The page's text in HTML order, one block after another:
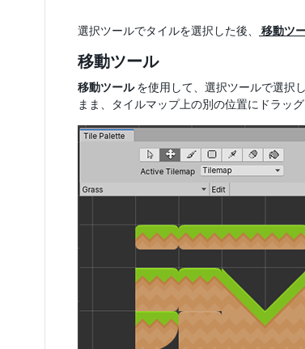
選択ツールでタイルを選択した後、 移動ツ
移動ツール
移動ツールを使用して、選択ツールで選択
まま、タイルマップ上の別の位置にドラッグ